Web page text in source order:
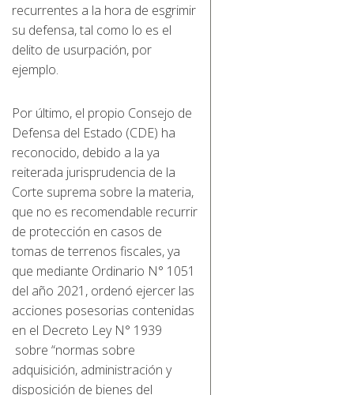
recurrentes a la hora de esgrimir
su defensa, tal como lo es el
delito de usurpación, por
ejemplo.
Por último, el propio Consejo de
Defensa del Estado (CDE) ha
reconocido, debido a la ya
reiterada jurisprudencia de la
Corte suprema sobre la materia,
que no es recomendable recurrir
de protección en casos de
tomas de terrenos fiscales, ya
que mediante Ordinario N° 1051
del año 2021, ordenó ejercer las
acciones posesorias contenidas
en el Decreto Ley N° 1939
sobre “normas sobre
adquisición, administración y
disposición de bienes del